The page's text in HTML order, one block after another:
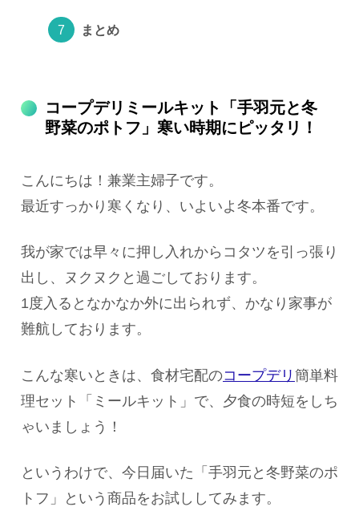
まとめ
コープデリミールキット「手羽元と冬
野菜のポトフ」寒い時期にピッタリ！
こんにちは！兼業主婦子です。
最近すっかり寒くなり、いよいよ冬本番です。
我が家では早々に押し入れからコタツを引っ張り
出し、ヌクヌクと過ごしております。
1度入るとなかなか外に出られず、かなり家事が
難航しております。
こんな寒いときは、食材宅配のコープデリ 簡単料
理セット「ミールキット」で、夕食の時短をしち
ゃいましょう！
というわけで、今日届いた「 手羽元と冬野菜のポ
トフ」という商品をお試ししてみます。